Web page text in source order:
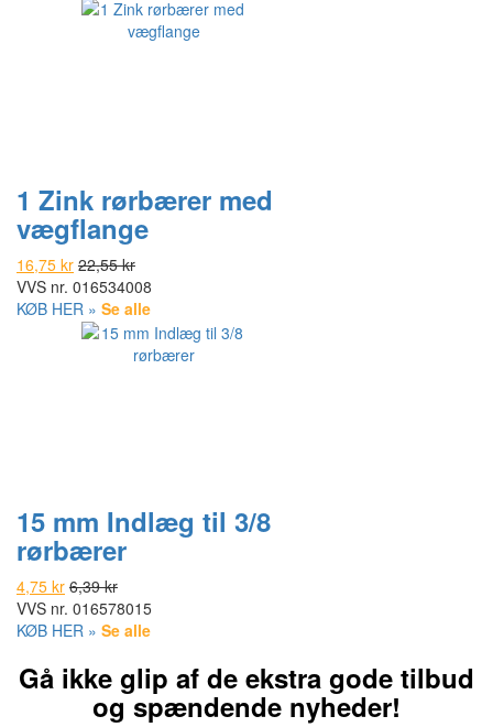
1 Zink rørbærer med
vægflange
16,75 kr 22,55 kr
VVS nr. 016534008
KØB HER » Se alle
15 mm Indlæg til 3/8
rørbærer
4,75 kr 6,39 kr
VVS nr. 016578015
KØB HER » Se alle
Gå ikke glip af de ekstra gode tilbud
og spændende nyheder!